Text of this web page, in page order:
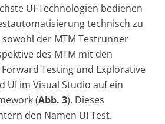
UI-Technologien bedienen
technisch zu
der MTM Testrunner
des MTM mit den
Testing und Explorative
UI im Visual Studio auf ein
(Abb. 3). Dieses
den Namen UI Test.